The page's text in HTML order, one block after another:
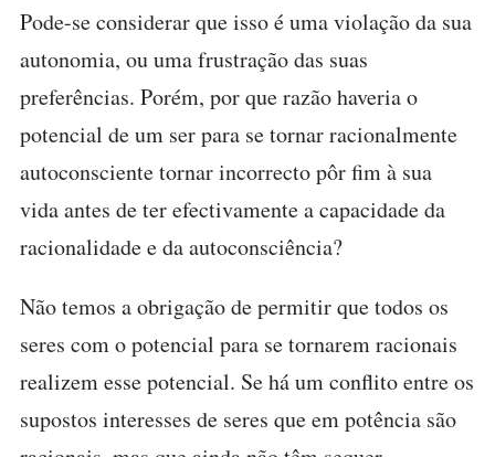
Pode-se considerar que isso é uma violação da sua
autonomia, ou uma frustração das suas
preferências. Porém, por que razão haveria o
potencial de um ser para se tornar racionalmente
autoconsciente tornar incorrecto pôr fim à sua
vida antes de ter efectivamente a capacidade da
racionalidade e da autoconsciência?
Não temos a obrigação de permitir que todos os
seres com o potencial para se tornarem racionais
realizem esse potencial. Se há um conflito entre os
supostos interesses de seres que em potência são